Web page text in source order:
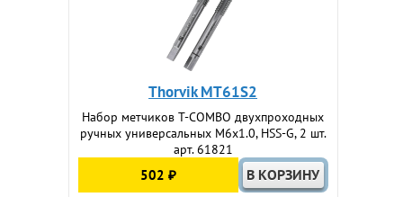
Thorvik MT61S2
Набор метчиков T-COMBO двухпроходных
ручных универсальных М6х1.0, HSS-G, 2 шт.
арт. 61821
502 ₽